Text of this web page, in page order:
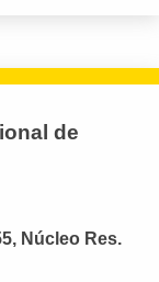
de
Núcleo Res.